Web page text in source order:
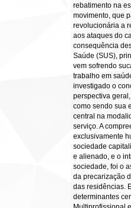
rebatimento na
movimento, que
revolucionária a
aos ataques do
consequência
Saúde (SUS),
vem sofrendo
trabalho em
investigado o
perspectiva
como sendo sua
central na
serviço. A
exclusivamente
sociedade
e alienado, e o
sociedade, foi o
da precarização
das residências.
determinantes